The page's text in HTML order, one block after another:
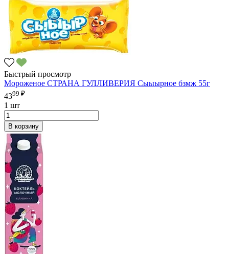
Быстрый просмотр
Мороженое СТРАНА ГУЛЛИВЕРИЯ Сыыырное бзмж 55г
4399 ₽
1 шт
В корзину